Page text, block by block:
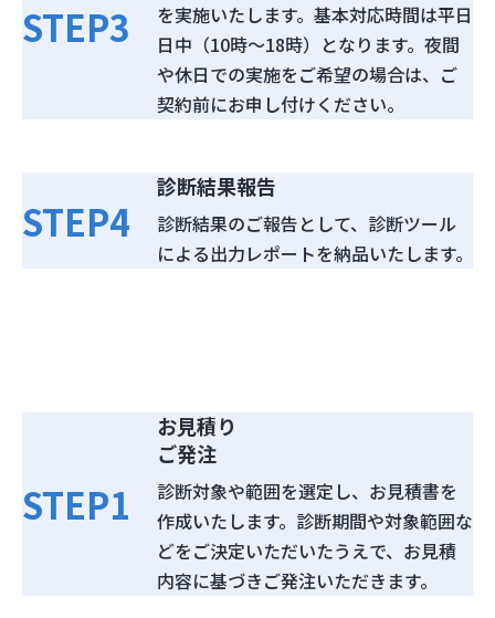
STEP3
を実施いたします。基本対応時間は平日
日中（10時～18時）となります。夜間
や休日での実施をご希望の場合は、ご
契約前にお申し付けください。
STEP4
診断結果報告
診断結果のご報告として、診断ツール
による出力レポートを納品いたします。
STEP1
お見積り
ご発注
診断対象や範囲を選定し、お見積書を
作成いたします。診断期間や対象範囲な
どをご決定いただいたうえで、お見積
内容に基づきご発注いただきます。